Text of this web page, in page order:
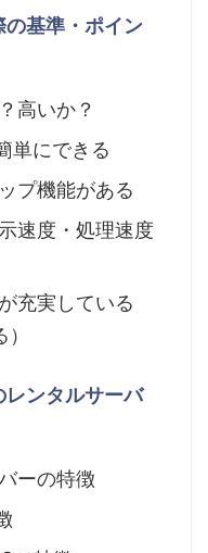
の基準・ポイン
高いか？
単にできる
プ機能がある
速度・処理速度
充実している
レンタルサーバ
ーの特徴